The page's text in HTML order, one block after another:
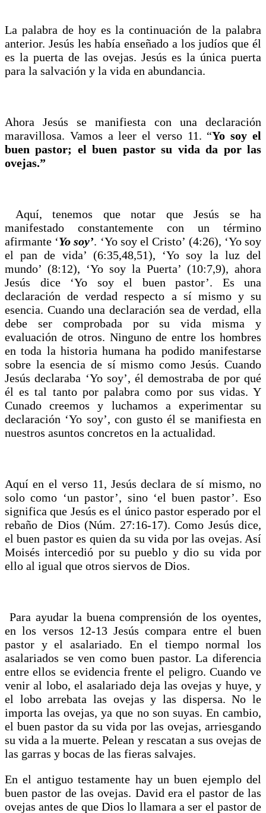
La palabra de hoy es la continuación de la palabra
anterior. Jesús les había enseñado a los judíos que él
es la puerta de las ovejas. Jesús es la única puerta
para la salvación y la vida en abundancia.
Ahora Jesús se manifiesta con una declaración
maravillosa. Vamos a leer el verso 11. “Yo soy el
buen pastor; el buen pastor su vida da por las
ovejas.”
Aquí, tenemos que notar que Jesús se ha
manifestado constantemente con un término
afirmante ‘Yo soy’. ‘Yo soy el Cristo’ (4:26), ‘Yo soy
el pan de vida’ (6:35,48,51), ‘Yo soy la luz del
mundo’ (8:12), ‘Yo soy la Puerta’ (10:7,9), ahora
Jesús dice ‘Yo soy el buen pastor’. Es una
declaración de verdad respecto a sí mismo y su
esencia. Cuando una declaración sea de verdad, ella
debe ser comprobada por su vida misma y
evaluación de otros. Ninguno de entre los hombres
en toda la historia humana ha podido manifestarse
sobre la esencia de sí mismo como Jesús. Cuando
Jesús declaraba ‘Yo soy’, él demostraba de por qué
él es tal tanto por palabra como por sus vidas. Y
Cunado creemos y luchamos a experimentar su
declaración ‘Yo soy’, con gusto él se manifiesta en
nuestros asuntos concretos en la actualidad.
Aquí en el verso 11, Jesús declara de sí mismo, no
solo como ‘un pastor’, sino ‘el buen pastor’. Eso
significa que Jesús es el único pastor esperado por el
rebaño de Dios (Núm. 27:16-17). Como Jesús dice,
el buen pastor es quien da su vida por las ovejas. Así
Moisés intercedió por su pueblo y dio su vida por
ello al igual que otros siervos de Dios.
Para ayudar la buena comprensión de los oyentes,
en los versos 12-13 Jesús compara entre el buen
pastor y el asalariado. En el tiempo normal los
asalariados se ven como buen pastor. La diferencia
entre ellos se evidencia frente el peligro. Cuando ve
venir al lobo, el asalariado deja las ovejas y huye, y
el lobo arrebata las ovejas y las dispersa. No le
importa las ovejas, ya que no son suyas. En cambio,
el buen pastor da su vida por las ovejas, arriesgando
su vida a la muerte. Pelean y rescatan a sus ovejas de
las garras y bocas de las fieras salvajes.
En el antiguo testamente hay un buen ejemplo del
buen pastor de las ovejas. David era el pastor de las
ovejas antes de que Dios lo llamara a ser el pastor de